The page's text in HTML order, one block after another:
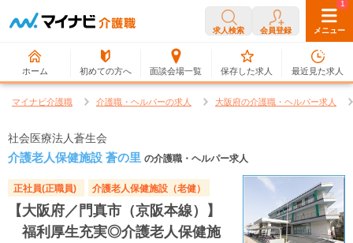
求人検索 会員登録 メニュー
ホーム 初めての方へ 面談会場一覧
0
保存した求人
1
最近見た求人
マイナビ介護職 介護職・ヘルパーの求人 大阪府の介護職・ヘルパー求人
社会医療法人蒼生会
介護老人保健施設 蒼の里 の介護職・ヘルパー求人
正社員(正職員) 介護老人保健施設（老健）
【大阪府／門真市（京阪本線）】
福利厚生充実◎介護老人保健施